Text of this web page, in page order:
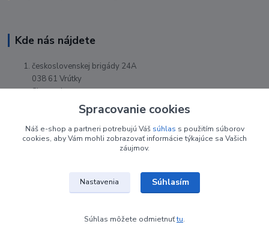
Kde nás nájdete
československej brigády 24A
038 61 Vrútky
Slovensko
Spracovanie cookies
Náš e-shop a partneri potrebujú Váš súhlas s použitím súborov
cookies, aby Vám mohli zobrazovať informácie týkajúce sa Vašich
záujmov.
Nastavenia Súhlasím
Súhlas môžete odmietnuťtu.